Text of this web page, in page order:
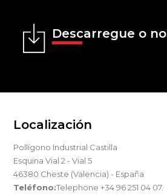
Descarregue o
Localización
Pollígono Industrial Castilla
Esquina Vial 2 - Vial 5
46380 Cheste (Valencia) - España
Teléfono:Telephone +34 96 251 04 07.